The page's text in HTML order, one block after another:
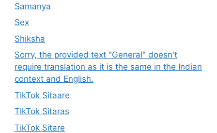
Samanya
Sex
Shiksha
Sorry, the provided text "General" doesn't
require translation as it is the same in the Indian
context and English.
TikTok Sitaare
TikTok Sitaras
TikTok Sitare